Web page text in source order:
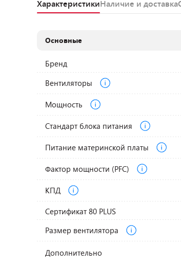
ХарактеристикиНаличие и доставка
Основные
Бренд
Вентиляторы
Мощность
Стандарт блока питания
Питание материнской платы
Фактор мощности (PFC)
КПД
Сертификат 80 PLUS
Размер вентилятора
Дополнительно